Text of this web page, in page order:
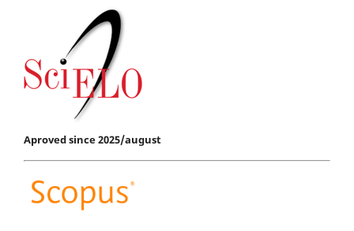
Aproved since 2025/august